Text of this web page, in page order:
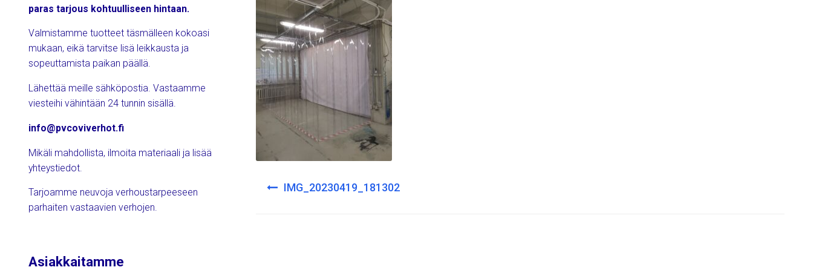
IMG_20230419_181302
paras tarjous kohtuulliseen hintaan.
Valmistamme tuotteet täsmälleen kokoasi
mukaan, eikä tarvitse lisä leikkausta ja
sopeuttamista paikan päällä.
Lähettää meille sähköpostia. Vastaamme
viesteihi vähintään 24 tunnin sisällä.
info@pvcoviverhot.fi
Mikäli mahdollista, ilmoita materiaali ja lisää
yhteystiedot.
Tarjoamme neuvoja verhoustarpeeseen
parhaiten vastaavien verhojen.
Asiakkaitamme